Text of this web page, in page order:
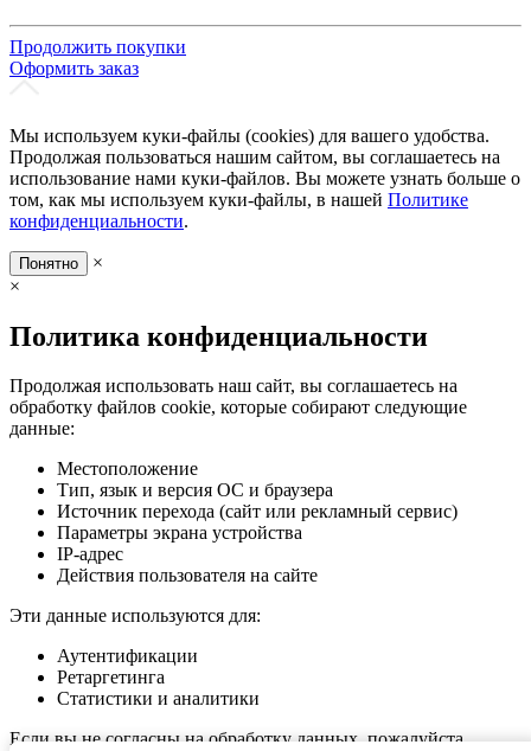
Продолжить покупки
Оформить заказ
Мы используем куки-файлы (cookies) для вашего удобства.
Продолжая пользоваться нашим сайтом, вы соглашаетесь на
использование нами куки-файлов. Вы можете узнать больше о
том, как мы используем куки-файлы, в нашей Политике
конфиденциальности.
Понятно
×
×
Политика конфиденциальности
Продолжая использовать наш сайт, вы соглашаетесь на
обработку файлов cookie, которые собирают следующие
данные:
Местоположение
Тип, язык и версия ОС и браузера
Источник перехода (сайт или рекламный сервис)
Параметры экрана устройства
IP-адрес
Действия пользователя на сайте
Эти данные используются для:
Аутентификации
Ретаргетинга
Статистики и аналитики
Если вы не согласны на обработку данных, пожалуйста,